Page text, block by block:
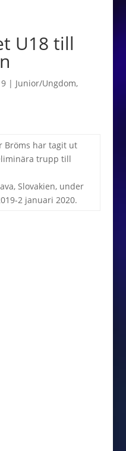
U18 till
| Junior/Ungdom,
Bröms har tagit ut
trupp till
Slovakien, under
2 januari 2020.